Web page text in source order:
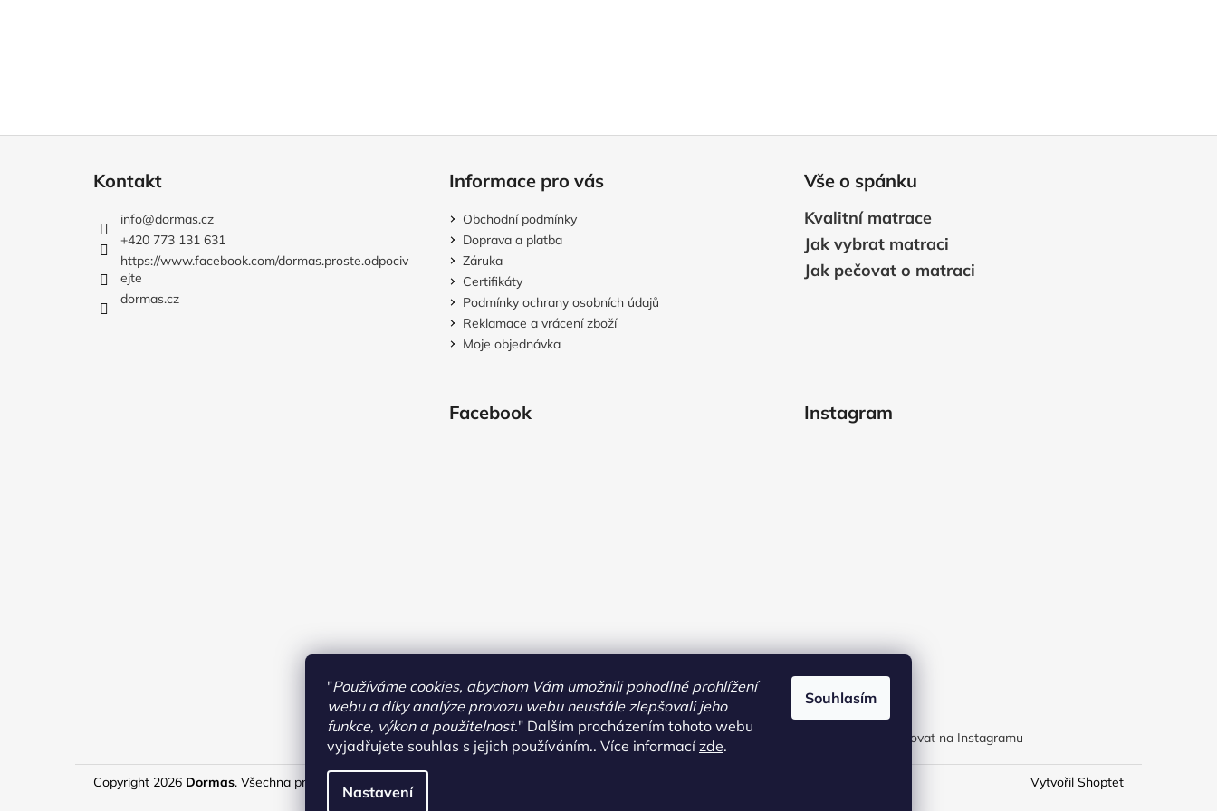
"Používáme cookies, abychom Vám umožnili pohodlné prohlížení
webu a díky analýze provozu webu neustále zlepšovali jeho
funkce, výkon a použitelnost." Dalším procházením tohoto webu
vyjadřujete souhlas s jejich používáním.. Více informacízde.
Nastavení
Souhlasím
Kontakt
info@dormas.cz
+420 773 131 631
https://www.facebook.com/dormas.proste.odpociv
ejte
dormas.cz
Informace pro vás
Obchodní podmínky
Doprava a platba
Záruka
Certifikáty
Podmínky ochrany osobních údajů
Reklamace a vrácení zboží
Moje objednávka
Vše o spánku
Kvalitní matrace
Jak vybrat matraci
Jak pečovat o matraci
Facebook Instagram
Sledovat na Instagramu
Vytvořil Shoptet
Copyright 2026 Dormas. Všechna práva vyhrazena. Upravit nastavení cookies